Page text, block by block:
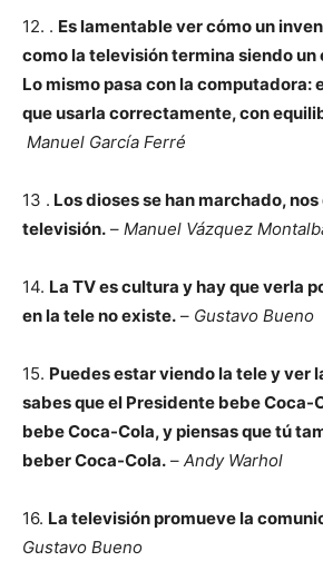
12. . Es lamentable ver cómo un
como la televisión termina siendo un
Lo mismo pasa con la computadora:
que usarla correctamente, con
Manuel García Ferré
13 . Los dioses se han marchado, nos
televisión. – Manuel Vázquez
14. La TV es cultura y hay que verla
en la tele no existe. – Gustavo Bueno
15. Puedes estar viendo la tele y ver
sabes que el Presidente bebe Coca-
bebe Coca-Cola, y piensas que tú
beber Coca-Cola. – Andy Warhol
16. La televisión promueve la
Gustavo Bueno